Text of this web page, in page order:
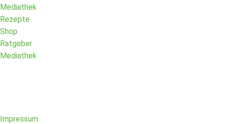
Mediathek
Rezepte
Shop
Ratgeber
Mediathek
Impressum